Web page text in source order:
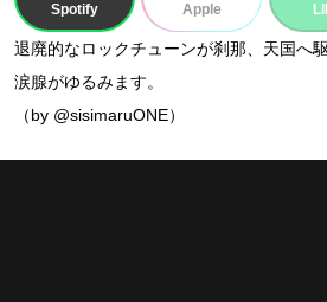
Spotify Apple
退廃的なロックチューンが刹那、天国へ
涙腺がゆるみます。
（by @sisimaruONE）